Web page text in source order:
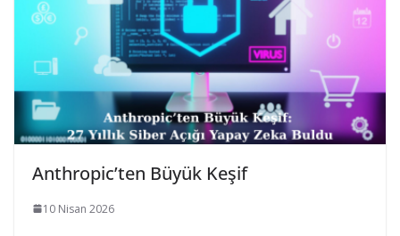
Anthropic’ten Büyük Keşif
10 Nisan 2026